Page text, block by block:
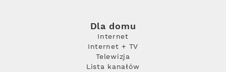
Dla domu
Internet
Internet + TV
Telewizja
Lista kanałów